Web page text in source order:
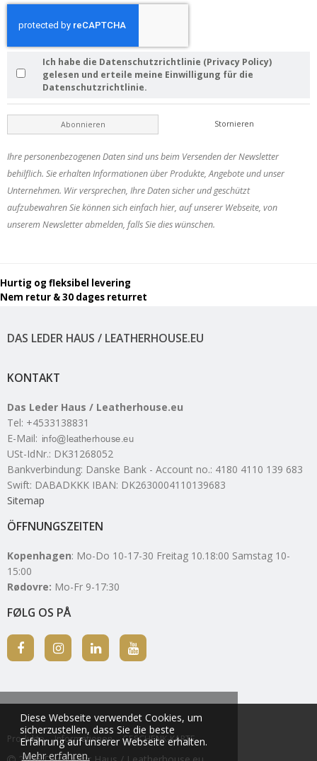
Diese Webseite verwendet Cookies, um
sicherzustellen, dass Sie die beste
Erfahrung auf unserer Webseite erhalten.
Mehr erfahren.
Ich habe die Datenschutzrichtlinie (Privacy Policy)
gelesen und erteile meine Einwilligung für die
Datenschutzrichtlinie.
Abonnieren Stornieren
Ihre personenbezogenen Daten sind uns beim Versenden der Newsletter
behilflich. Sie erhalten Informationen über Produkte, Angebote und unser
Unternehmen. Wir versprechen, Ihre Daten sicher und geschützt
aufzubewahren Sie können sich einfach hier, auf unserer Webseite, von
unserem Newsletter abmelden, falls Sie dies wünschen.
DAS LEDER HAUS / LEATHERHOUSE.EU
KONTAKT
Das Leder Haus / Leatherhouse.eu
Tel: +4533138831
E-Mail:
USt-IdNr.: DK31268052
Bankverbindung: Danske Bank - Account no.: 4180 4110 139 683
Swift: DABADKKK IBAN: DK2630004110139683
Sitemap
ÖFFNUNGSZEITEN
Kopenhagen: Mo-Do 10-17-30 Freitag 10.18:00 Samstag 10-
15:00
Rødovre: Mo-Fr 9-17:30
FØLG OS PÅ
Produkte Informationen GESCHENK-KARTE
Hurtig og fleksibel levering
Nem retur & 30 dages returret